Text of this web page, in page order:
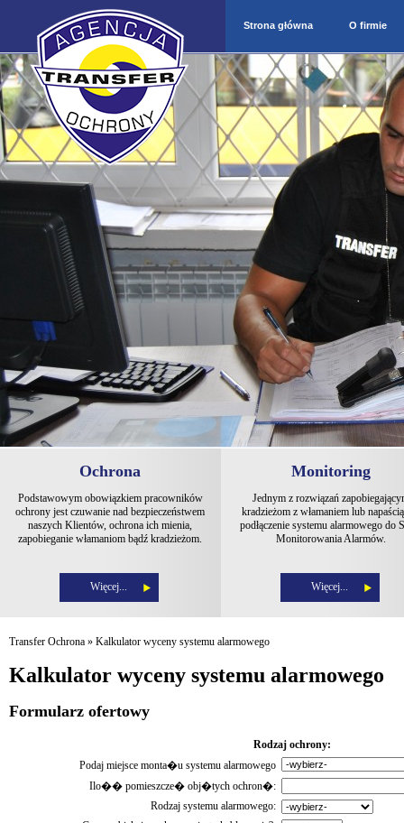
Strona główna O firmie
Ochrona
Podstawowym obowiązkiem pracowników
ochrony jest czuwanie nad bezpieczeństwem
naszych Klientów, ochrona ich mienia,
zapobieganie włamaniom bądź kradzieżom.
Więcej...
Monitoring
Jednym z rozwiązań
kradzieżom z włamaniem lub
podłączenie systemu alarmowego do
Monitorowania Alarmów.
Więcej...
Transfer Ochrona » Kalkulator wyceny systemu alarmowego
Kalkulator wyceny systemu alarmowego
Formularz ofertowy
Rodzaj ochrony:
Podaj miejsce monta�u systemu alarmowego
Ilo�� pomieszcze� obj�tych ochron�:
Rodzaj systemu alarmowego: